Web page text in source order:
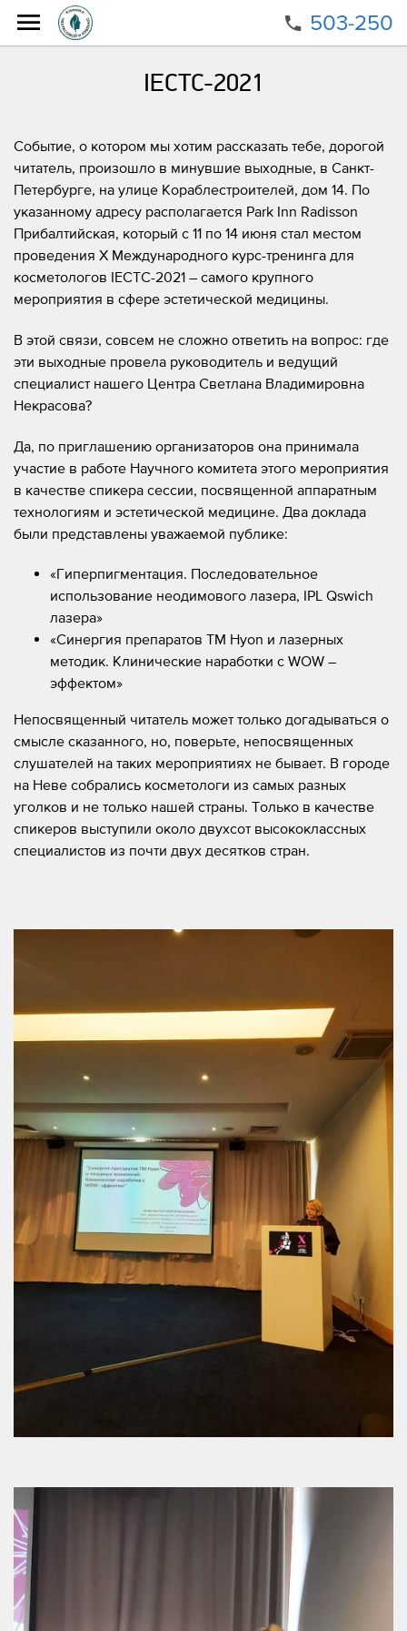
503-250
Научно-образовательная деятельность
IECTC-2021
Событие, о котором мы хотим рассказать тебе, дорогой
читатель, произошло в минувшие выходные, в Санкт-
Петербурге, на улице Кораблестроителей, дом 14. По
указанному адресу располагается Park Inn Radisson
Прибалтийская, который с 11 по 14 июня стал местом
проведения X Международного курс-тренинга для
косметологов IECTC-2021 – самого крупного
мероприятия в сфере эстетической медицины.
В этой связи, совсем не сложно ответить на вопрос: где
эти выходные провела руководитель и ведущий
специалист нашего Центра Светлана Владимировна
Некрасова?
Да, по приглашению организаторов она принимала
участие в работе Научного комитета этого мероприятия
в качестве спикера сессии, посвященной аппаратным
технологиям и эстетической медицине. Два доклада
были представлены уважаемой публике:
«Гиперпигментация. Последовательное
использование неодимового лазера, IPL Qswich
лазера»
«Синергия препаратов ТМ Hyon и лазерных
методик. Клинические наработки с WOW –
эффектом»
Непосвященный читатель может только догадываться о
смысле сказанного, но, поверьте, непосвященных
слушателей на таких мероприятиях не бывает. В городе
на Неве собрались косметологи из самых разных
уголков и не только нашей страны. Только в качестве
спикеров выступили около двухсот высококлассных
специалистов из почти двух десятков стран.